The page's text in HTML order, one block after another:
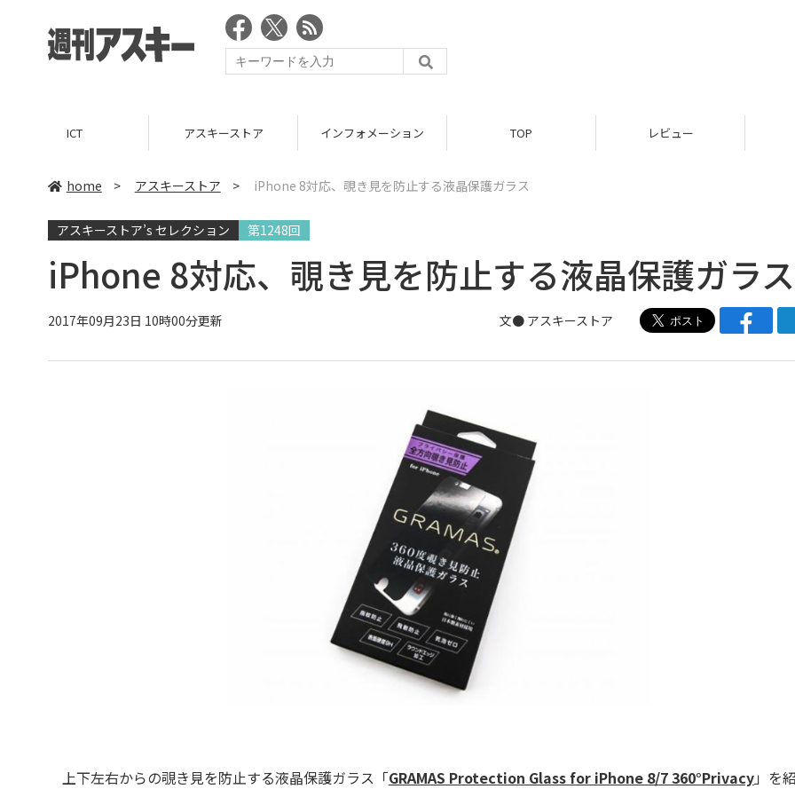
ICT アスキーストア インフォメーション TOP レビュー
home > アスキーストア > iPhone 8対応、覗き見を防止する液晶保護ガラス
アスキーストア’s セレクション 第1248回
iPhone 8対応、覗き見を防止する液晶保護ガラス
2017年09月23日 10時00分更新 文● アスキーストア
上下左右からの覗き見を防止する液晶保護ガラス「GRAMAS Protection Glass for iPhone 8/7 360°Privacy」を